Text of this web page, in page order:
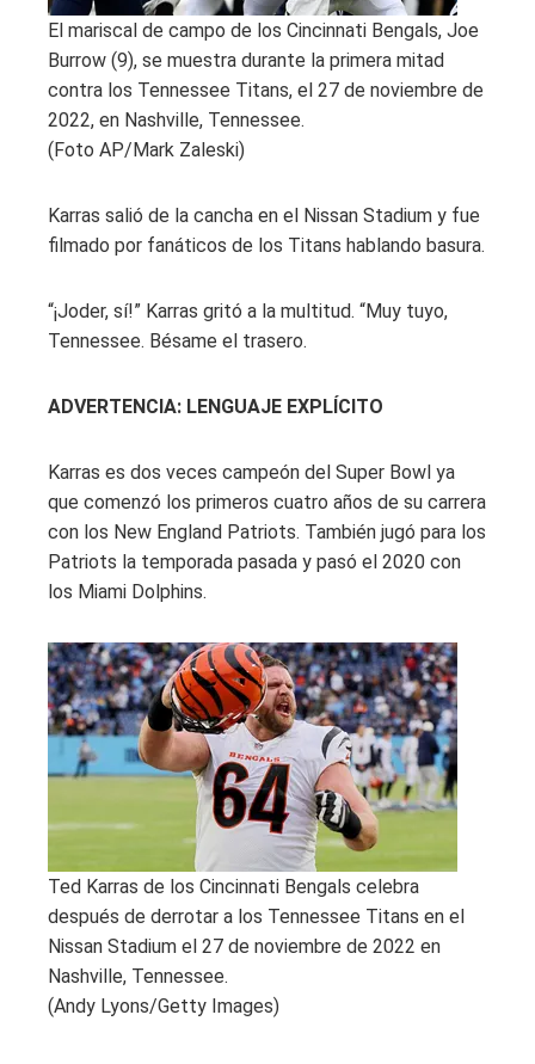
El mariscal de campo de los Cincinnati Bengals, Joe
Burrow (9), se muestra durante la primera mitad
contra los Tennessee Titans, el 27 de noviembre de
2022, en Nashville, Tennessee.
(Foto AP/Mark Zaleski)
Karras salió de la cancha en el Nissan Stadium y fue
filmado por fanáticos de los Titans hablando basura.
“¡Joder, sí!” Karras gritó a la multitud. “Muy tuyo,
Tennessee. Bésame el trasero.
ADVERTENCIA: LENGUAJE EXPLÍCITO
Karras es dos veces campeón del Super Bowl ya
que comenzó los primeros cuatro años de su carrera
con los New England Patriots. También jugó para los
Patriots la temporada pasada y pasó el 2020 con
los Miami Dolphins.
Ted Karras de los Cincinnati Bengals celebra
después de derrotar a los Tennessee Titans en el
Nissan Stadium el 27 de noviembre de 2022 en
Nashville, Tennessee.
(Andy Lyons/Getty Images)